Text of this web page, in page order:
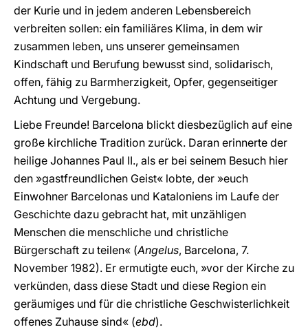
der Kurie und in jedem anderen Lebensbereich
verbreiten sollen: ein familiäres Klima, in dem wir
zusammen leben, uns unserer gemeinsamen
Kindschaft und Berufung bewusst sind, solidarisch,
offen, fähig zu Barmherzigkeit, Opfer, gegenseitiger
Achtung und Vergebung.
Liebe Freunde! Barcelona blickt diesbezüglich auf eine
große kirchliche Tradition zurück. Daran erinnerte der
heilige Johannes Paul II., als er bei seinem Besuch hier
den »gastfreundlichen Geist« lobte, der »euch
Einwohner Barcelonas und Kataloniens im Laufe der
Geschichte dazu gebracht hat, mit unzähligen
Menschen die menschliche und christliche
Bürgerschaft zu teilen« (Angelus, Barcelona, 7.
November 1982). Er ermutigte euch, »vor der Kirche zu
verkünden, dass diese Stadt und diese Region ein
geräumiges und für die christliche Geschwisterlichkeit
offenes Zuhause sind« (ebd).